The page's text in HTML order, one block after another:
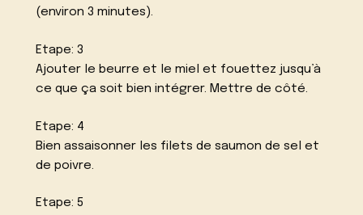
(environ 3 minutes).
Etape: 3
Ajouter le beurre et le miel et fouettez jusqu’à
ce que ça soit bien intégrer. Mettre de côté.
Etape: 4
Bien assaisonner les filets de saumon de sel et
de poivre.
Etape: 5